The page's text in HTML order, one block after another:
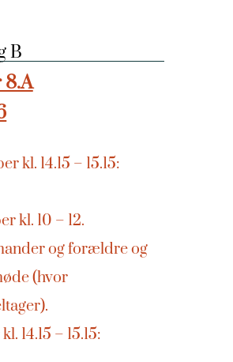
B
8.A
kl. 14.15 – 15.15:
kl. 10 – 12.
og forældre og
(hvor
14.15 – 15.15: